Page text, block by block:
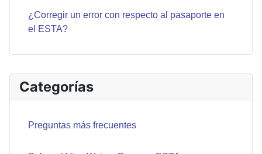
Categorías
Preguntas más frecuentes
¿Corregir un error con respecto al pasaporte en
el ESTA?